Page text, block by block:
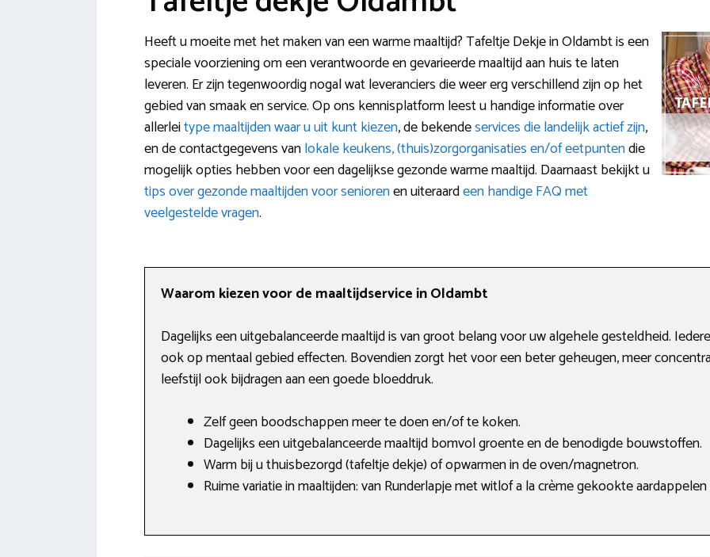
Heeft u moeite met het maken van een warme maaltijd? Tafeltje Dekje in Oldambt is een
speciale voorziening om een verantwoorde en gevarieerde maaltijd aan huis te laten
leveren. Er zijn tegenwoordig nogal wat leveranciers die weer erg verschillend zijn op het
gebied van smaak en service. Op ons kennisplatform leest u handige informatie over
allerleitype maaltijden waar u uit kunt kiezen, de bekendeservices die landelijk actief zijn,
en de contactgegevens vanlokale keukens, (thuis)zorgorganisaties en/of eetpuntendie
mogelijk opties hebben voor een dagelijkse gezonde warme maaltijd. Daarnaast bekijkt u
tips over gezonde maaltijden voor seniorenen uiteraardeen handige FAQ met
veelgestelde vragen.
Waarom kiezen voor de maaltijdservice in Oldambt
Dagelijks een uitgebalanceerde maaltijd is van groot belang voor uw algehele gesteldheid.
ook op mentaal gebied effecten. Bovendien zorgt het voor een beter geheugen, meer
leefstijl ook bijdragen aan een goede bloeddruk.
Zelf geen boodschappen meer te doen en/of te koken.
Dagelijks een uitgebalanceerde maaltijd bomvol groente en de benodigde bouwstoffen.
Warm bij u thuisbezorgd (tafeltje dekje) of opwarmen in de oven/magnetron.
Ruime variatie in maaltijden: van Runderlapje met witlof a la crème gekookte